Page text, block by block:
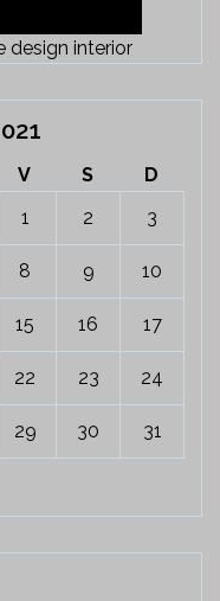
design interior
V S
D
1
2 3
8 9 10
15 16 17
22 23 24
29 30 31